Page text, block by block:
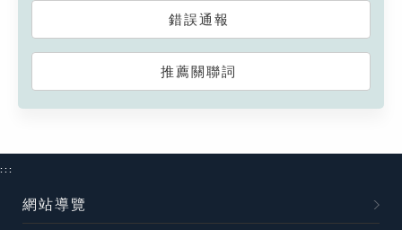
錯誤通報
推薦關聯詞
:::
網站導覽